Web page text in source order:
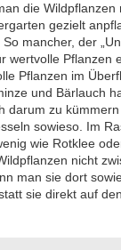
die Wildpflanzen
gezielt
mancher, der
wertvolle Pflanzen
Pflanzen im
und Bärlauch
darum zu
sowieso. Im
wie Rotklee
nicht
man sie dort
sie direkt auf